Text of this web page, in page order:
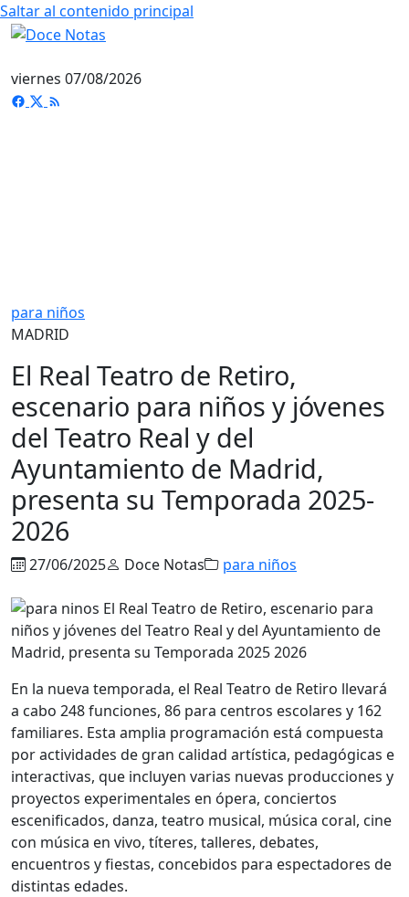
Saltar al contenido principal
viernes 07/08/2026
para niños
MADRID
El Real Teatro de Retiro,
escenario para niños y jóvenes
del Teatro Real y del
Ayuntamiento de Madrid,
presenta su Temporada 2025-
2026
27/06/2025 Doce Notas para niños
En la nueva temporada, el Real Teatro de Retiro llevará
a cabo 248 funciones, 86 para centros escolares y 162
familiares. Esta amplia programación está compuesta
por actividades de gran calidad artística, pedagógicas e
interactivas, que incluyen varias nuevas producciones y
proyectos experimentales en ópera, conciertos
escenificados, danza, teatro musical, música coral, cine
con música en vivo, títeres, talleres, debates,
encuentros y fiestas, concebidos para espectadores de
distintas edades.